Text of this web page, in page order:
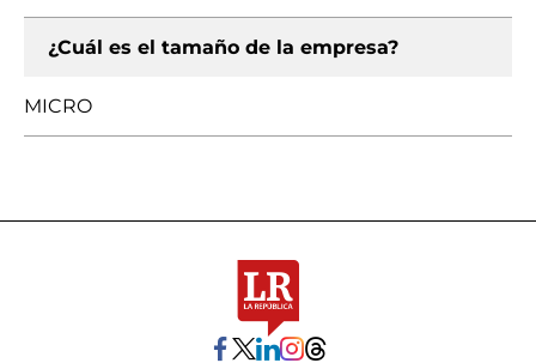
¿Cuál es el tamaño de la empresa?
MICRO